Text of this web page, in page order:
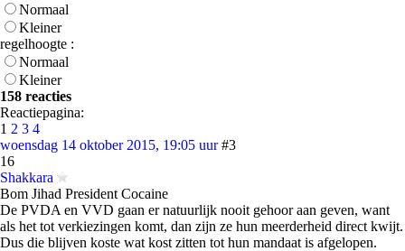
Normaal
Kleiner
regelhoogte :
Normaal
Kleiner
158 reacties
Reactiepagina:
1 2 3 4
woensdag 14 oktober 2015, 19:05 uur #3
16
Shakkara
Bom Jihad President Cocaine
De PVDA en VVD gaan er natuurlijk nooit gehoor aan geven, want
als het tot verkiezingen komt, dan zijn ze hun meerderheid direct kwijt.
Dus die blijven koste wat kost zitten tot hun mandaat is afgelopen.